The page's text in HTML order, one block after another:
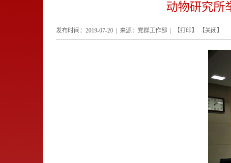
动物研究所
发布时间：2019-07-20 | 来源：党群工作部 | 【打印】 【关闭 】